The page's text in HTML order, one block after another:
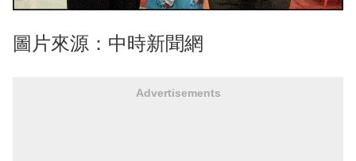
圖片來源：中時新聞網
Advertisements